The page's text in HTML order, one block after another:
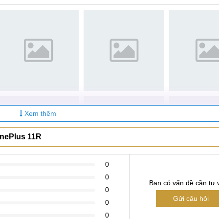
ảnh lớn đối với người dùng. Khi đó, nó sẽ mang đến cho
trên những ứng dụng được tích hợp.
ảnh hiện tại lên mạng xã hội.
thể gọi Video Call hay Facetime với người thân, bạn
được kiểm tra và thay, sửa sớm nhất có thể để quá trình
mang đến những bất tiện gì?
Xem thêm
11R
0
0
0
0
0
Bạn có vấn đề cần tư
Gửi câu hỏi